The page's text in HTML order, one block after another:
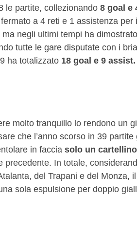
le partite, collezionando 8 goal e
a 4 reti e 1 assistenza
negli ultimi tempi ha
tutte le gare disputate con i
ha totalizzato 18 goal e 9 assist.
molto tranquillo lo rendono un
che l’anno scorso in 39
in faccia solo un
precedente. In totale,
del Trapani e del Monza,
sola espulsione per doppio